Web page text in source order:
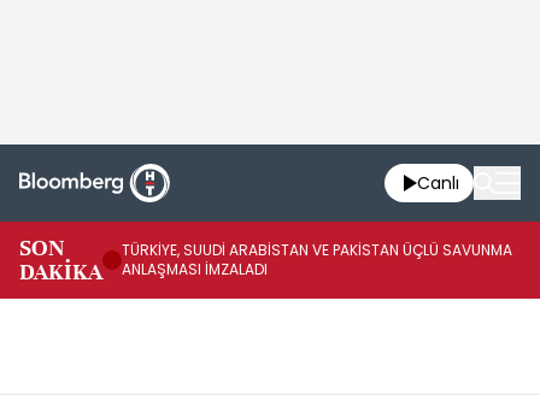
Canlı
SON
DAKİKA
TÜRKİYE, SUUDİ ARABİSTAN VE PAKİSTAN ÜÇLÜ SAVUNMA
ANLAŞMASI İMZALADI